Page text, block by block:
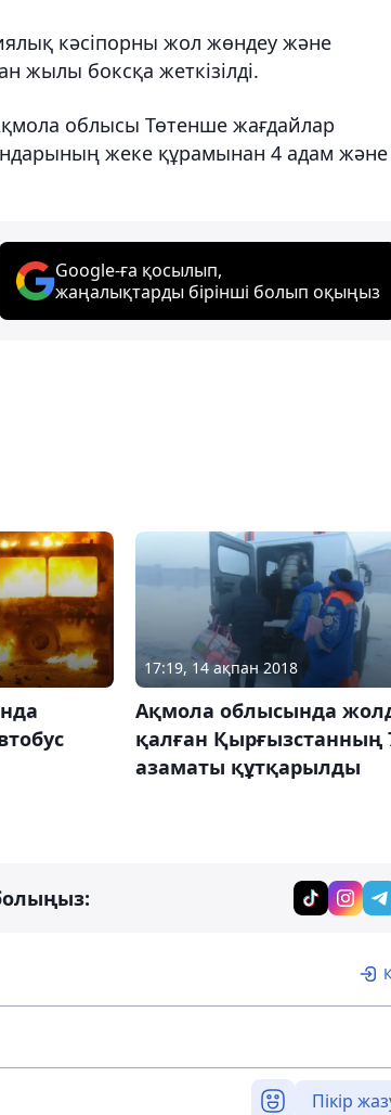
кәсіпорны жол жөндеу және
жылы боксқа жеткізілді.
облысы Төтенше жағдайлар
жеке құрамынан 4 адам
Google-ға қосылып,
жаңалықтарды бірінші болып оқыңыз
17:19, 14 ақпан 2018
Ақмола облысында
қалған Қырғызстанның
азаматы құтқарылды
Пікір